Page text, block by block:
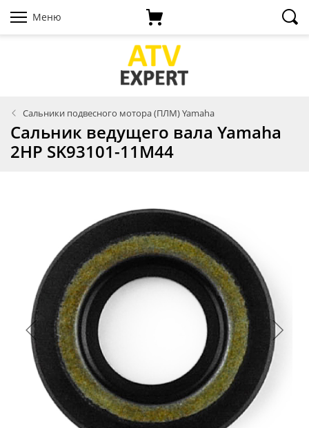
Меню
Сальники подвесного мотора (ПЛМ) Yamaha
Сальник ведущего вала Yamaha
2HP SK93101-11M44